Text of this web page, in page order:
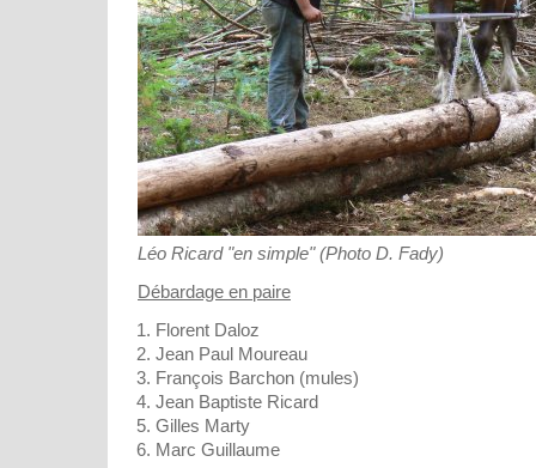
Léo Ricard "en simple" (Photo D. Fady)
Débardage en paire
Florent Daloz
Jean Paul Moureau
François Barchon (mules)
Jean Baptiste Ricard
Gilles Marty
Marc Guillaume